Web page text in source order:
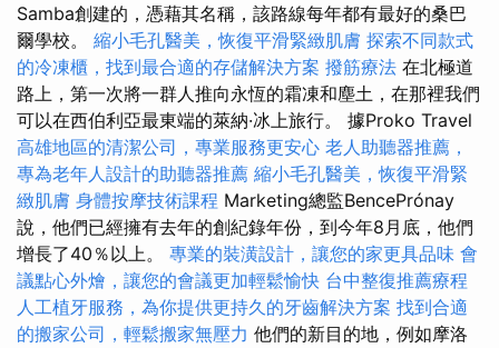
Samba創建的，憑藉其名稱，該路線每年都有最好的桑巴
爾學校。 縮小毛孔醫美，恢復平滑緊緻肌膚 探索不同款式
的冷凍櫃，找到最合適的存儲解決方案 撥筋療法 在北極道
路上，第一次將一群人推向永恆的霜凍和塵土，在那裡我們
可以在西伯利亞最東端的萊納·冰上旅行。 據Proko Travel
高雄地區的清潔公司，專業服務更安心 老人助聽器推薦，
專為老年人設計的助聽器推薦 縮小毛孔醫美，恢復平滑緊
緻肌膚 身體按摩技術課程 Marketing總監BencePrónay
說，他們已經擁有去年的創紀錄年份，到今年8月底，他們
增長了40％以上。 專業的裝潢設計，讓您的家更具品味 會
議點心外燴，讓您的會議更加輕鬆愉快 台中整復推薦療程
人工植牙服務，為你提供更持久的牙齒解決方案 找到合適
的搬家公司，輕鬆搬家無壓力 他們的新目的地，例如摩洛